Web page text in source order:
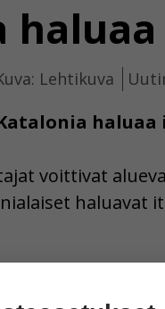
Lehtikuva
haluaa
voittivat
haluavat
haluaa